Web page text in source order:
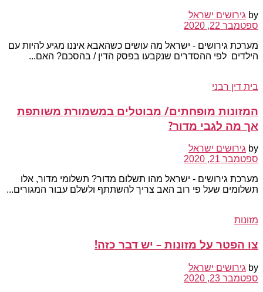
by גירושים ישראל
ספטמבר 22, 2020
מערכת גירושים - ישראל מה עושים כשהאבא איננו מגיע להיות עם
הילדים לפי ההסדרים שנקבעו בפסק הדין / בהסכם? האם...
בית דין רבני
המזונות מופחתים/ מבוטלים במשמורת משותפת
אך מה לגבי מדור?
by גירושים ישראל
ספטמבר 21, 2020
מערכת גירושים - ישראל מהו תשלום מדור? תשלומי מדור, אלו
תשלומים שעל פי רוב האב צריך להשתתף ולשלם עבור המגורים...
מזונות
צו הפטר על מזונות – יש דבר כזה!
by גירושים ישראל
ספטמבר 23, 2020